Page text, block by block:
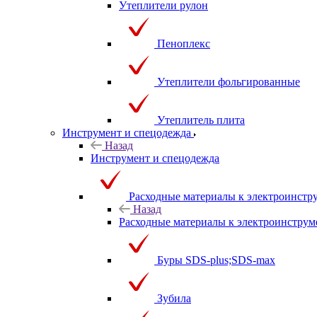
Утеплители рулон
Пеноплекс
Утеплители фольгированные
Утеплитель плита
Инструмент и спецодежда
Назад
Инструмент и спецодежда
Расходные материалы к
Назад
Расходные материалы к
Буры SDS-plus;SDS-max
Зубила